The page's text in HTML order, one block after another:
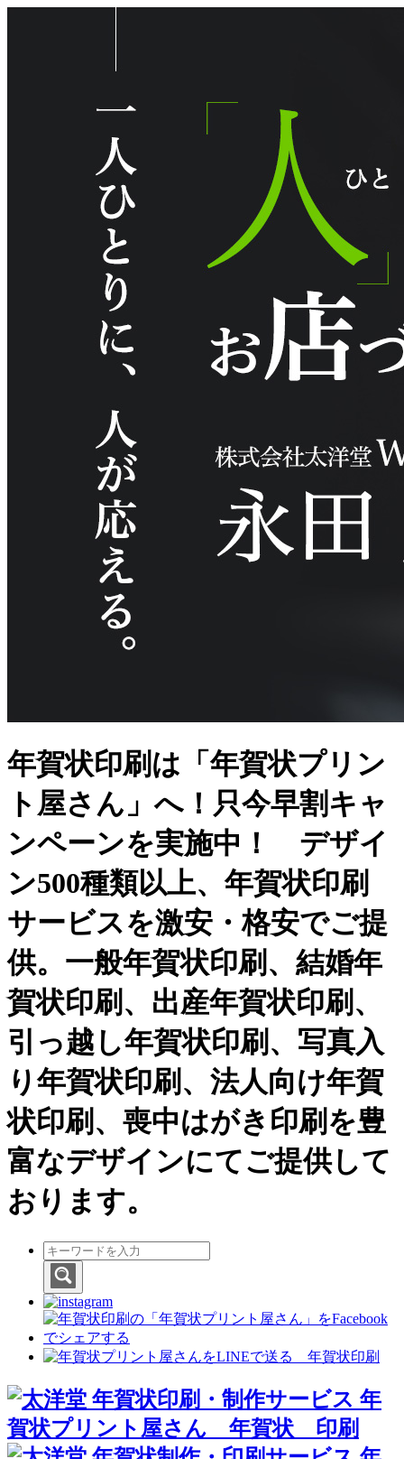
年賀状印刷は「年賀状プリン
ト屋さん」へ！只今早割キャ
ンペーンを実施中！ デザイ
ン500種類以上、年賀状印刷
サービスを激安・格安でご提
供。一般年賀状印刷、結婚年
賀状印刷、出産年賀状印刷、
引っ越し年賀状印刷、写真入
り年賀状印刷、法人向け年賀
状印刷、喪中はがき印刷を豊
富なデザインにてご提供して
おります。